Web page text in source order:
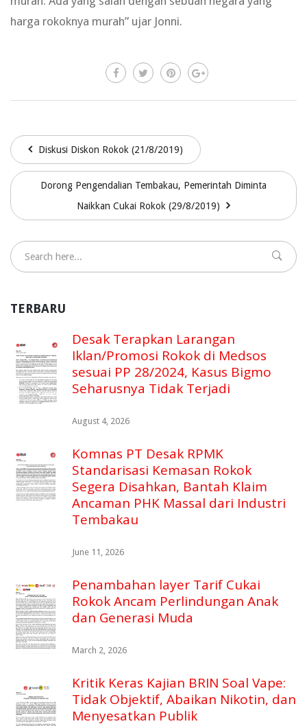
harga rokoknya murah” ujar Jonni.
Diskusi Diskon Rokok (21/8/2019)
Dorong Pengendalian Tembakau, Pemerintah Diminta
Naikkan Cukai Rokok (29/8/2019)
TERBARU
Desak Terapkan Larangan
Iklan/Promosi Rokok di Medsos
sesuai PP 28/2024, Kasus Bigmo
Seharusnya Tidak Terjadi
August 4, 2026
Komnas PT Desak RPMK
Standarisasi Kemasan Rokok
Segera Disahkan, Bantah Klaim
Ancaman PHK Massal dari Industri
Tembakau
June 11, 2026
Penambahan layer Tarif Cukai
Rokok Ancam Perlindungan Anak
dan Generasi Muda
March 2, 2026
Kritik Keras Kajian BRIN Soal Vape:
Tidak Objektif, Abaikan Nikotin, dan
Menyesatkan Publik